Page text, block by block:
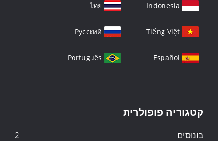
Indonesia
ไทย
Tiếng Việt
Русский
Español
Português
קטגוריה פופולרית
2
בונוסים